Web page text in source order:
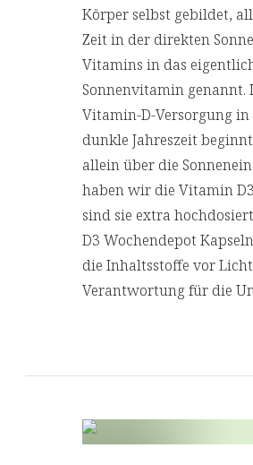
Körper selbst gebildet,
Zeit in der direkten
Vitamins in das
Sonnenvitamin genannt.
Vitamin-D-Versorgung
dunkle Jahreszeit
allein über die
haben wir die Vitamin
sind sie extra
D3 Wochendepot
die Inhaltsstoffe vor
Verantwortung für die
Allergene